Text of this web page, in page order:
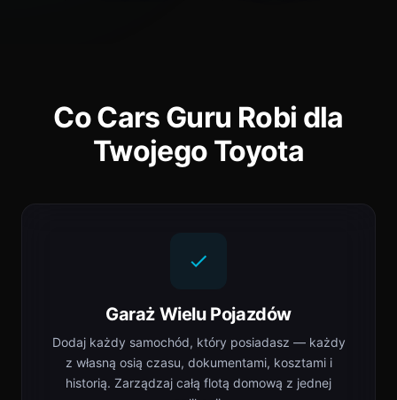
Co Cars Guru Robi dla
Twojego Toyota
Garaż Wielu Pojazdów
Dodaj każdy samochód, który posiadasz — każdy
z własną osią czasu, dokumentami, kosztami i
historią. Zarządzaj całą flotą domową z jednej